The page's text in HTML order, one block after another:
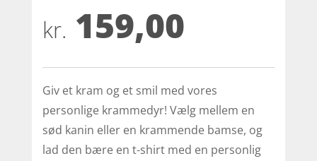
baseret
på
er
kr. 159,00
Giv et kram og et smil med vores
personlige krammedyr! Vælg mellem en
sød kanin eller en krammende bamse, og
lad den bære en t-shirt med en personlig